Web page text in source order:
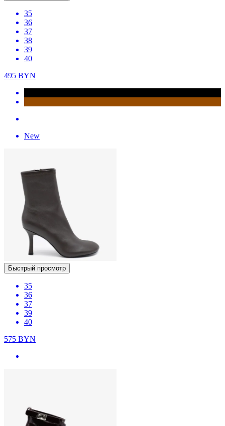
35
36
37
38
39
40
495 BYN
New
Быстрый просмотр
35
36
37
39
40
575 BYN